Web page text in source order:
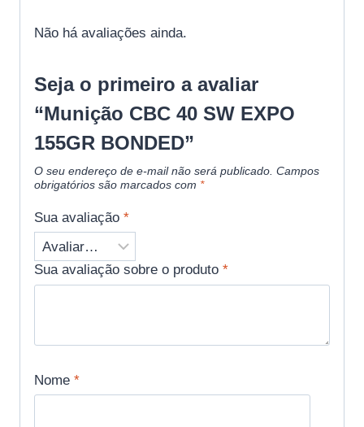
Não há avaliações ainda.
Seja o primeiro a avaliar
“Munição CBC 40 SW EXPO
155GR BONDED”
O seu endereço de e-mail não será publicado. Campos
obrigatórios são marcados com *
Sua avaliação *
Sua avaliação sobre o produto *
Nome *